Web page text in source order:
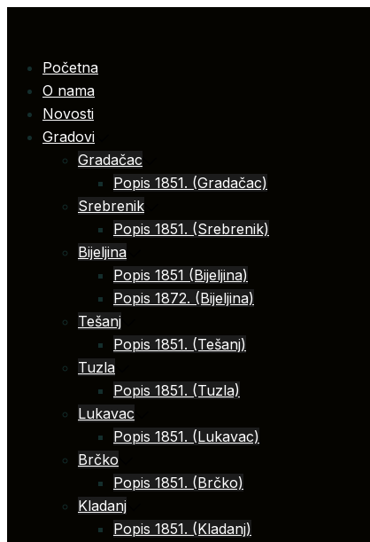
contentPočetna
O nama
Novosti
Gradovi
Gradačac
Popis 1851. (Gradačac)
Srebrenik
Popis 1851. (Srebrenik)
Bijeljina
Popis 1851 (Bijeljina)
Popis 1872. (Bijeljina)
Tešanj
Popis 1851. (Tešanj)
Tuzla
Popis 1851. (Tuzla)
Lukavac
Popis 1851. (Lukavac)
Brčko
Popis 1851. (Brčko)
Kladanj
Popis 1851. (Kladanj)